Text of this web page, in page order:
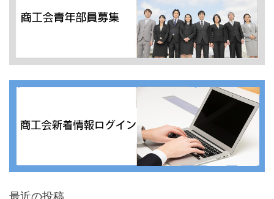
最近の投稿